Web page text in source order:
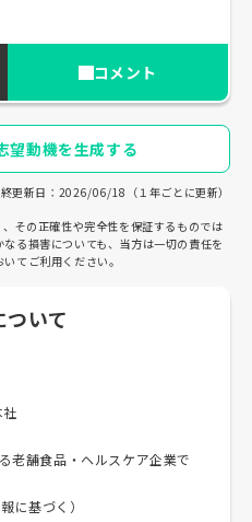
コメント
望動機を生成する
更新日：2026/06/18（１年ごとに更新）
その正確性や完全性を保証するものでは
る損害についても、当方は一切の責任を
てご利用ください。
ついて
社
老舗食品・ヘルスケア企業で
に基づく）